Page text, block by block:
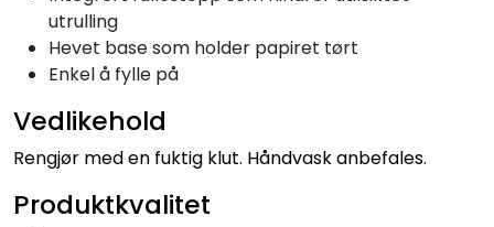
utrulling
Hevet base som holder papiret tørt
Enkel å fylle på
Vedlikehold
Rengjør med en fuktig klut. Håndvask anbefales.
Produktkvalitet